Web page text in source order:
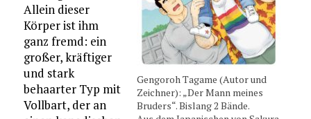
Gengoroh Tagame (Autor und
Zeichner): „Der Mann meines
Bruders“. Bislang 2 Bände.
Allein dieser
Körper ist ihm
ganz fremd: ein
großer, kräftiger
und stark
behaarter Typ mit
Vollbart, der an